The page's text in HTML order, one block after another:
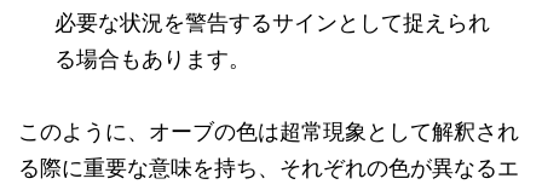
必要な状況を警告するサインとして捉えられ
る場合もあります。
このように、オーブの色は超常現象として解釈され
る際に重要な意味を持ち、それぞれの色が異なるエ